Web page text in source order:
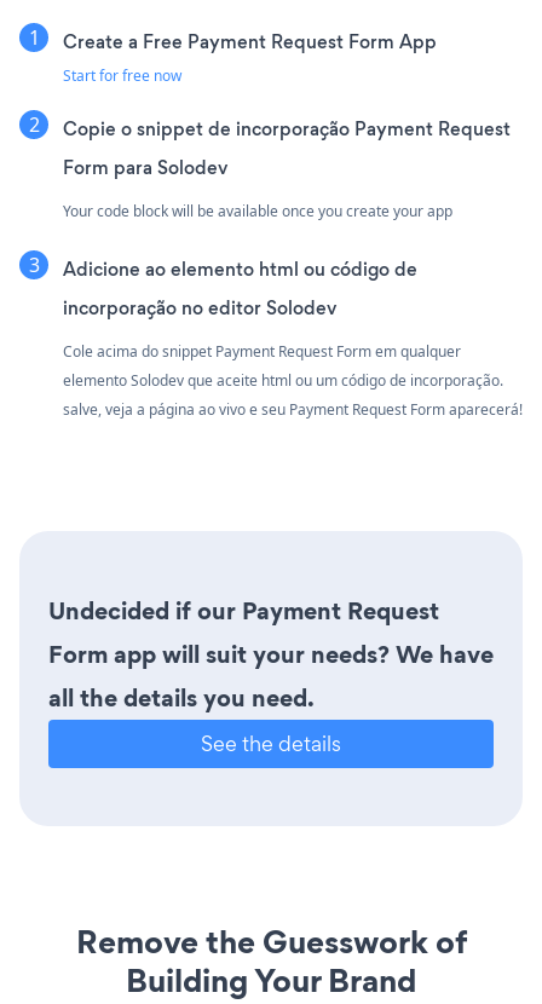
Create a Free Payment Request Form App
Start for free now
Copie o snippet de incorporação Payment Request
Form para Solodev
Your code block will be available once you create your app
Adicione ao elemento html ou código de
incorporação no editor Solodev
Cole acima do snippet Payment Request Form em qualquer
elemento Solodev que aceite html ou um código de incorporação.
salve, veja a página ao vivo e seu Payment Request Form aparecerá!
Undecided if our Payment Request
Form app will suit your needs? We have
all the details you need.
See the details
Remove the Guesswork of
Building Your Brand